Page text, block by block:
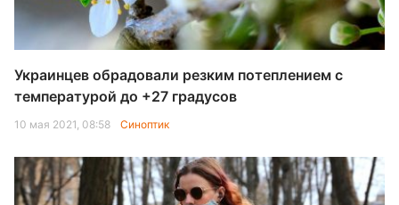
Украинцев обрадовали резким потеплением с
температурой до +27 градусов
10 мая 2021, 08:58 Синоптик